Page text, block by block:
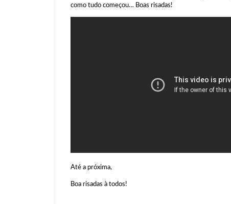
como tudo começou… Boas risadas!
Até a próxima,
Boa risadas à todos!